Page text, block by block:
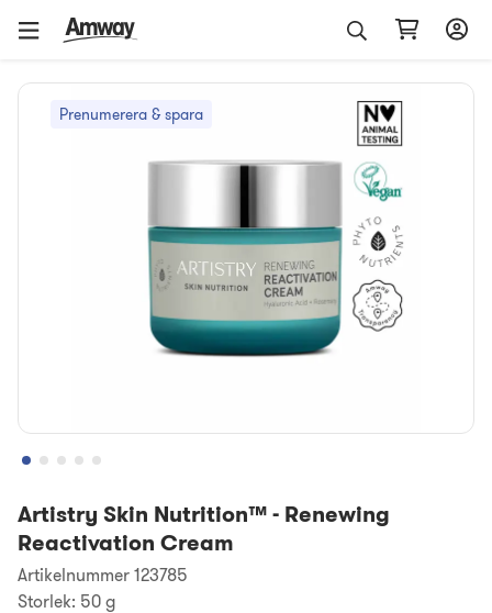
Prenumerera & spara
Artistry Skin Nutrition™- Renewing
Reactivation Cream
Artikelnummer 123785
Storlek: 50 g